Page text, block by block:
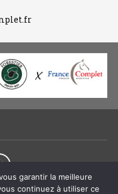
Liens utiles
garantir la meilleure
continuez à utiliser ce